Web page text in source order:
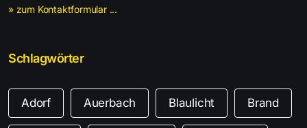
» zum Kontaktformular ...
Schlagwörter
Adorf Auerbach Blaulicht Brand